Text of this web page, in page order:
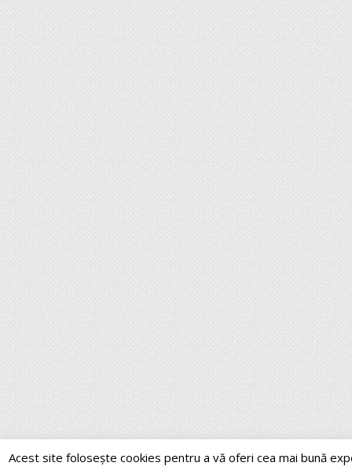
Acest site folosește cookies pentru a vă oferi cea mai bună